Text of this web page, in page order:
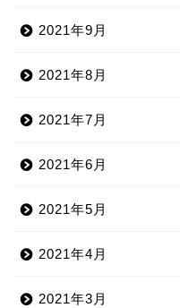
2021年9月
2021年8月
2021年7月
2021年6月
2021年5月
2021年4月
2021年3月